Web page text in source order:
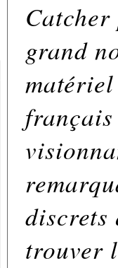
grand
discrets
trouver